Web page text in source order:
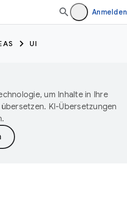
Anmelden
UI
um Inhalte in Ihre
KI-Übersetzungen